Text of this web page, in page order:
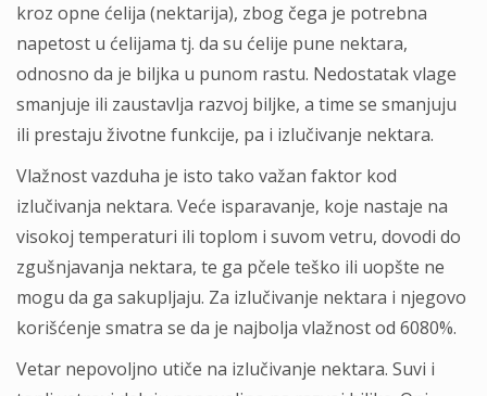
kroz opne ćelija (nektarija), zbog čega je potrebna
napetost u ćelijama tj. da su ćelije pune nektara,
odnosno da je biljka u punom rastu. Nedostatak vlage
smanjuje ili zaustavlja razvoj biljke, a time se smanjuju
ili prestaju životne funkcije, pa i izlučivanje nektara.
Vlažnost vazduha je isto tako važan faktor kod
izlučivanja nektara. Veće isparavanje, koje nastaje na
visokoj temperaturi ili toplom i suvom vetru, dovodi do
zgušnjavanja nektara, te ga pčele teško ili uopšte ne
mogu da ga sakupljaju. Za izlučivanje nektara i njegovo
korišćenje smatra se da je najbolja vlažnost od 6080%.
Vetar nepovoljno utiče na izlučivanje nektara. Suvi i